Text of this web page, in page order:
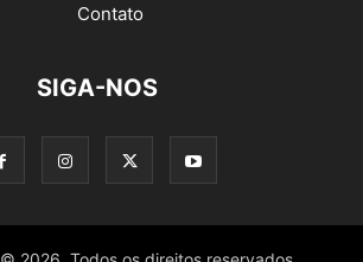
Contato
SIGA-NOS